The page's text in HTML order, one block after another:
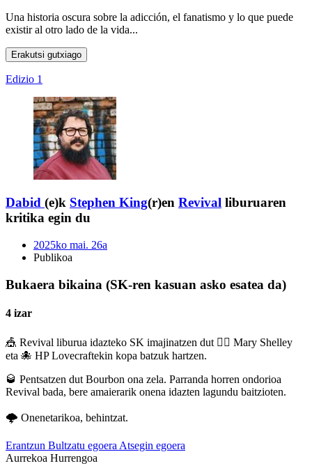
Una historia oscura sobre la adicción, el fanatismo y lo que puede
existir al otro lado de la vida...
Erakutsi gutxiago
Edizio 1
Dabid (e)k Stephen King(r)en Revival liburuaren
kritika egin du
2025ko mai. 26a
Publikoa
Bukaera bikaina (SK-ren kasuan asko esatea da)
4 izar
🎪 Revival liburua idazteko SK imajinatzen dut 🧟‍♀️ Mary Shelley
eta 🐙 HP Lovecraftekin kopa batzuk hartzen.
🥃 Pentsatzen dut Bourbon ona zela. Parranda horren ondorioa
Revival bada, bere amaierarik onena idazten lagundu baitzioten.
🌩️ Onenetarikoa, behintzat.
Erantzun Bultzatu egoera Atsegin egoera
Aurrekoa Hurrengoa